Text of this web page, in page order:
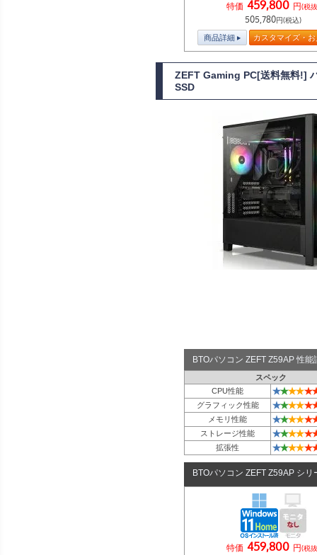
特価 459,800 円(税
505,780円(税込)
商品詳細 カスタマイズ・
ZEFT Gaming PC[送料無料!]
SSD
BTOパソコン ZEFT Z59AP 性
スペック
CPU性能
★★★★★
グラフィック性能 ★★★★★
メモリ性能 ★★★★★
ストレージ性能 ★★★★★
拡張性 ★★★★★
BTOパソコン ZEFT Z59AP シリ
特価 459,800 円(税